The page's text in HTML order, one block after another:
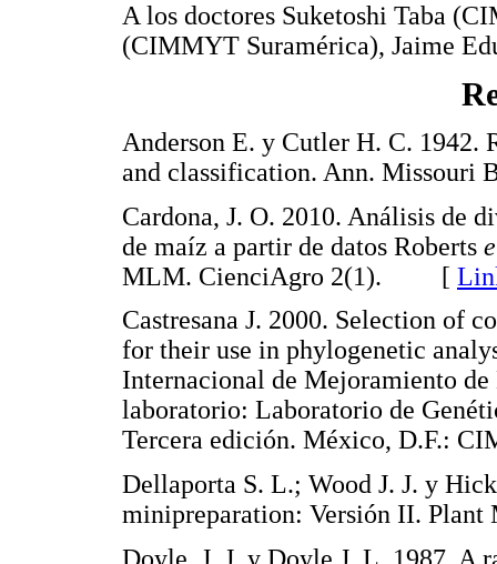
A los doctores Suketoshi Taba
(CIMMYT Suramérica), Jaime
Anderson E. y Cutler H. C. 1942.
and classification. Ann.
Cardona, J. O. 2010. Análisis de
de maíz a partir de datos Roberts
MLM. CienciAgro 2(1). [
Castresana J. 2000. Selection of
for their use in phylogenetic
Internacional de Mejoramiento
laboratorio: Laboratorio de
Tercera edición. México,
Dellaporta S. L.; Wood J. J. y
minipreparation: Versión II.
Doyle, J. J. y Doyle J. L. 1987. A